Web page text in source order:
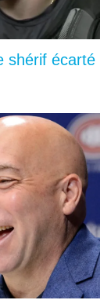
shérif écarté